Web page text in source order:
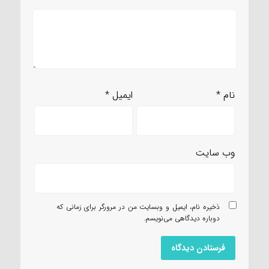
نام* ایمیل*
وب‌ سایت
ذخیره نام، ایمیل و وبسایت من در مرورگر برای زمانی که
دوباره دیدگاهی می‌نویسم.